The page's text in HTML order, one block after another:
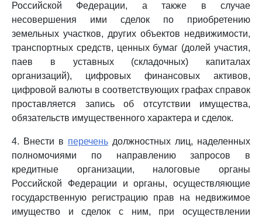
Российской Федерации, а также в случае
несовершения ими сделок по приобретению
земельных участков, других объектов недвижимости,
транспортных средств, ценных бумаг (долей участия,
паев в уставных (складочных) капиталах
организаций), цифровых финансовых активов,
цифровой валюты в соответствующих графах справок
проставляется запись об отсутствии имущества,
обязательств имущественного характера и сделок.
4. Внести в перечень должностных лиц, наделенных
полномочиями по направлению запросов в
кредитные организации, налоговые органы
Российской Федерации и органы, осуществляющие
государственную регистрацию прав на недвижимое
имущество и сделок с ним, при осуществлении